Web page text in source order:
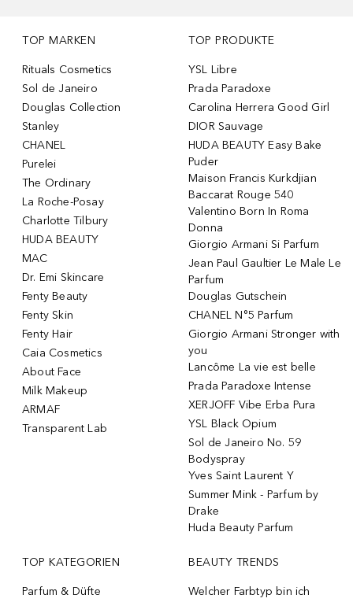
TOP MARKEN
Rituals Cosmetics
Sol de Janeiro
Douglas Collection
Stanley
CHANEL
Purelei
The Ordinary
La Roche-Posay
Charlotte Tilbury
HUDA BEAUTY
MAC
Dr. Emi Skincare
Fenty Beauty
Fenty Skin
Fenty Hair
Caia Cosmetics
About Face
Milk Makeup
ARMAF
Transparent Lab
TOP PRODUKTE
YSL Libre
Prada Paradoxe
Carolina Herrera Good Girl
DIOR Sauvage
HUDA BEAUTY Easy Bake
Puder
Maison Francis Kurkdjian
Baccarat Rouge 540
Valentino Born In Roma
Donna
Giorgio Armani Si Parfum
Jean Paul Gaultier Le Male Le
Parfum
Douglas Gutschein
CHANEL N°5 Parfum
Giorgio Armani Stronger with
you
Lancôme La vie est belle
Prada Paradoxe Intense
XERJOFF Vibe Erba Pura
YSL Black Opium
Sol de Janeiro No. 59
Bodyspray
Yves Saint Laurent Y
Summer Mink - Parfum by
Drake
Huda Beauty Parfum
TOP KATEGORIEN
Parfum & Düfte
BEAUTY TRENDS
Welcher Farbtyp bin ich